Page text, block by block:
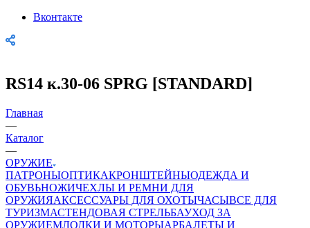
Вконтакте
RS14 к.30-06 SPRG [STANDARD]
Главная
—
Каталог
—
ОРУЖИЕ
ПАТРОНЫОПТИКАКРОНШТЕЙНЫОДЕЖДА И
ОБУВЬНОЖИЧЕХЛЫ И РЕМНИ ДЛЯ
ОРУЖИЯАКСЕССУАРЫ ДЛЯ ОХОТЫЧАСЫВСЕ ДЛЯ
ТУРИЗМАСТЕНДОВАЯ СТРЕЛЬБАУХОД ЗА
ОРУЖИЕМЛОДКИ И МОТОРЫАРБАЛЕТЫ И